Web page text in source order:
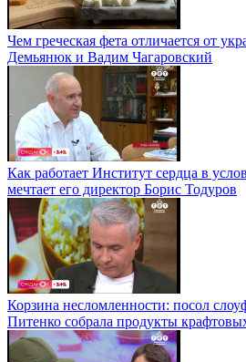
Чем греческая фета отличается от
Демьянюк и Вадим Чагаровский
Как работает Институт сердца в
мечтает его директор Борис Тодуров
Корзина несломленности: посол
Питенко собрала продукты